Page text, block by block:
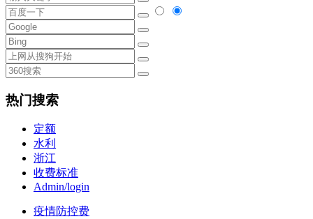
热门搜索
定额
水利
浙江
收费标准
Admin/login
疫情防控费